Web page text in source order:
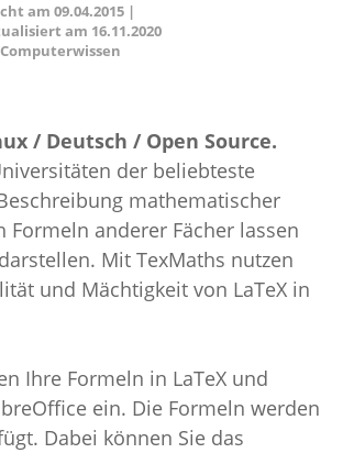
am09.04.2015 |
am 16.11.2020
/ Deutsch / Open Source.
der beliebteste
mathematischer
Formeln anderer Fächer lassen
Mit TexMaths nutzen
und Mächtigkeit von LaTeX in
Ihre Formeln in LaTeX und
ein. Die Formeln werden
Dabei können Sie das